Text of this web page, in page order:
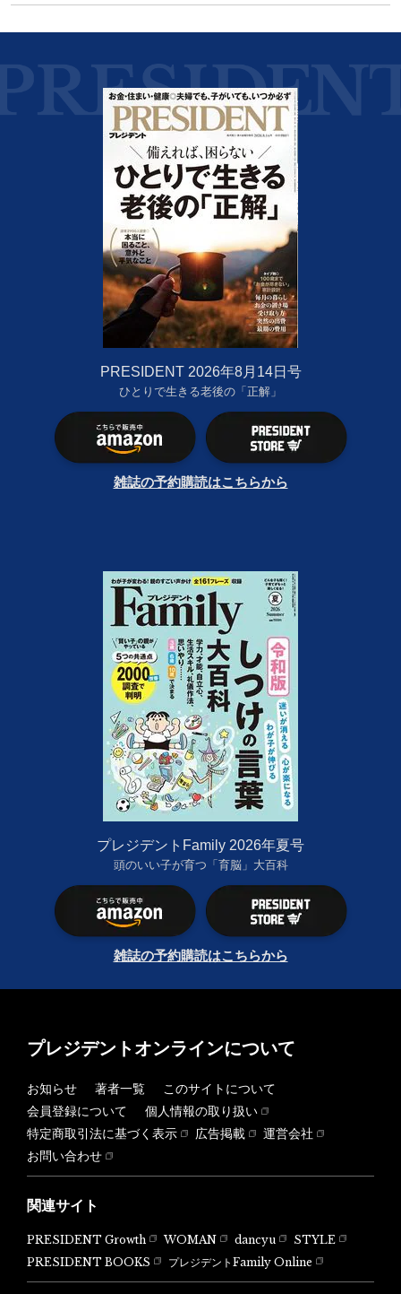
PRESIDENT 2026年8月14日号
ひとりで生きる老後の「正解」
雑誌の予約購読はこちらから
プレジデントFamily 2026年夏号
頭のいい子が育つ「育脳」大百科
雑誌の予約購読はこちらから
プレジデントオンラインについて
お知らせ 著者一覧
このサイトについて
会員登録について
個人情報の取り扱い
特定商取引法に基づく表示
広告掲載
運営会社
お問い合わせ
関連サイト
PRESIDENT Growth WOMAN dancyu
STYLE
PRESIDENT BOOKS
プレジデントFamily Online